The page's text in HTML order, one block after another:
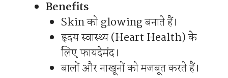
Benefits
Skin को glowing बनाते हैं।
हृदय स्वास्थ्य (Heart Health) के
लिए फायदेमंद।
बालों और नाखूनों को मजबूत करते हैं।